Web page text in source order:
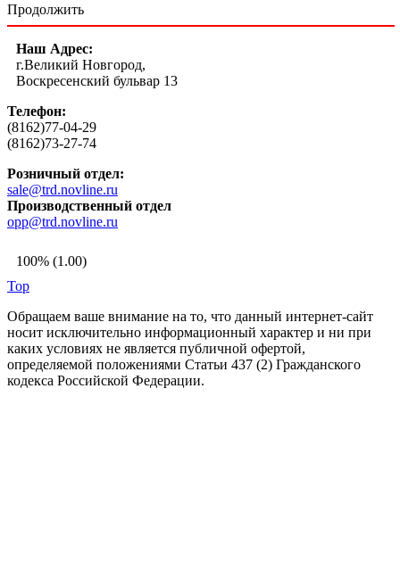
Продолжить
Наш Адрес:
г.Великий Новгород,
Воскресенский бульвар 13
Телефон:
(8162)77-04-29
(8162)73-27-74
Розничный отдел:
sale@trd.novline.ru
Производственный отдел
opp@trd.novline.ru
100% (1.00)
Top
Обращаем ваше внимание на то, что данный интернет-сайт
носит исключительно информационный характер и ни при
каких условиях не является публичной офертой,
определяемой положениями Статьи 437 (2) Гражданского
кодекса Российской Федерации.